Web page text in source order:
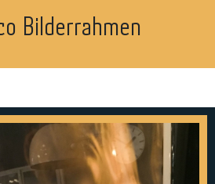
Bilderrahmen